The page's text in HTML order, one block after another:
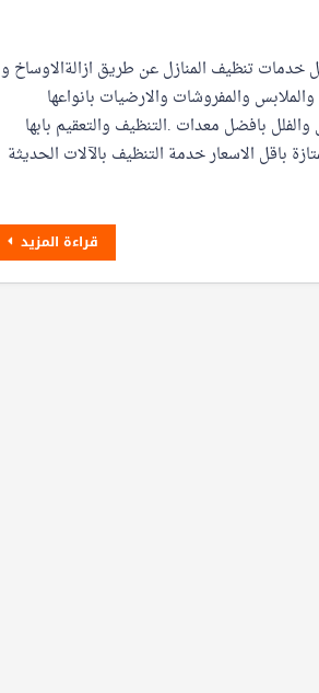
تنظيف المنازل عن طريق ازالةالاوساخ و
والمفروشات والارضيات بانواعها
بافضل معدات .التنظيف والتعقيم بابها
الاسعار خدمة التنظيف بالآلات الحديثة
قراءة المزيد